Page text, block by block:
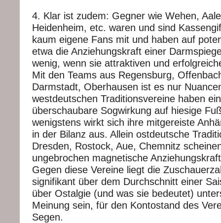
4. Klar ist zudem: Gegner wie Wehen,
Heidenheim, etc. waren und sind
kaum eigene Fans mit und haben auf
etwa die Anziehungskraft einer
wenig, wenn sie attraktiven und
Mit den Teams aus Regensburg,
Darmstadt, Oberhausen ist es nur
westdeutschen Traditionsvereine haben
überschaubare Sogwirkung auf hiesige
wenigstens wirkt sich ihre mitgereiste
in der Bilanz aus. Allein ostdeutsche
Dresden, Rostock, Aue, Chemnitz
ungebrochen magnetische
Gegen diese Vereine liegt die
signifikant über dem Durchschnitt einer
über Ostalgie (und was sie bedeutet)
Meinung sein, für den Kontostand des
Segen.